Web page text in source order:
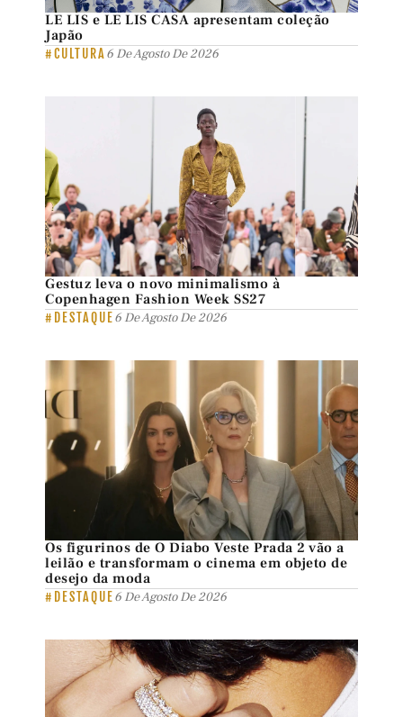
LE LIS e LE LIS CASA apresentam coleção
Japão
#CULTURA6 De Agosto De 2026
Gestuz leva o novo minimalismo à
Copenhagen Fashion Week SS27
#DESTAQUE6 De Agosto De 2026
Os figurinos de O Diabo Veste Prada 2 vão a
leilão e transformam o cinema em objeto de
desejo da moda
#DESTAQUE6 De Agosto De 2026